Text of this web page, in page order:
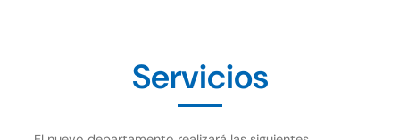
Servicios